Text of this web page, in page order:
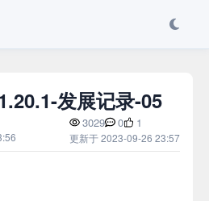
发展记录-05
3029 0 1
更新于 2023-09-26 23:57